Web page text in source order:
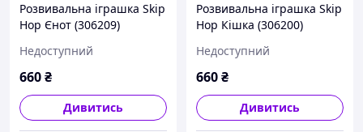
Розвивальна іграшка Skip
Hop Єнот (306209)
Недоступний
660₴
Дивитись
Розвивальна іграшка Skip
Hop Кішка (306200)
Недоступний
660₴
Дивитись